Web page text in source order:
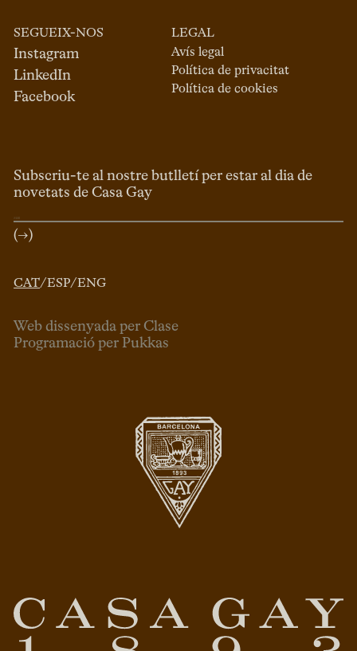
CAT ESP ENG
SEGUEIX-NOS
Instagram
LinkedIn
Facebook
LEGAL
Avís legal
Política de privacitat
Política de cookies
CAT/ESP/ENG
Subscriu-te al nostre butlletí per estar al dia de
novetats de Casa Gay
(→)
Web dissenyada per Clase
Programació per Pukkas